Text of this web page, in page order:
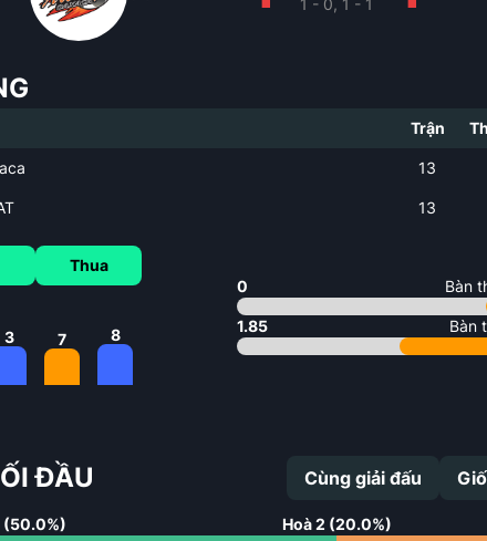
1 - 0, 1 - 1
Trận
13
13
3
Thua
7 8
0 Bàn
1.85 Bàn
ĐẦU Cùng giải đấu
(50.0%) Hoà 2 (20.0%)